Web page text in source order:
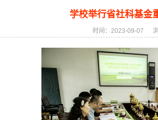
学校举行省社科基金
时间：2023-09-07